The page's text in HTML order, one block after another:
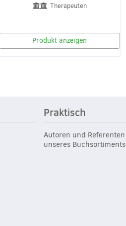
Therapeuten
Produkt anzeigen
Praktisch
Autoren und Referenten
unseres Buchsortiments